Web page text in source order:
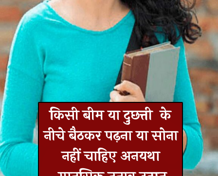
किसी बीम या दुछत्ती के
नीचे बैठकर पढ़ना या सोना
नहीं चाहिए अनयथा